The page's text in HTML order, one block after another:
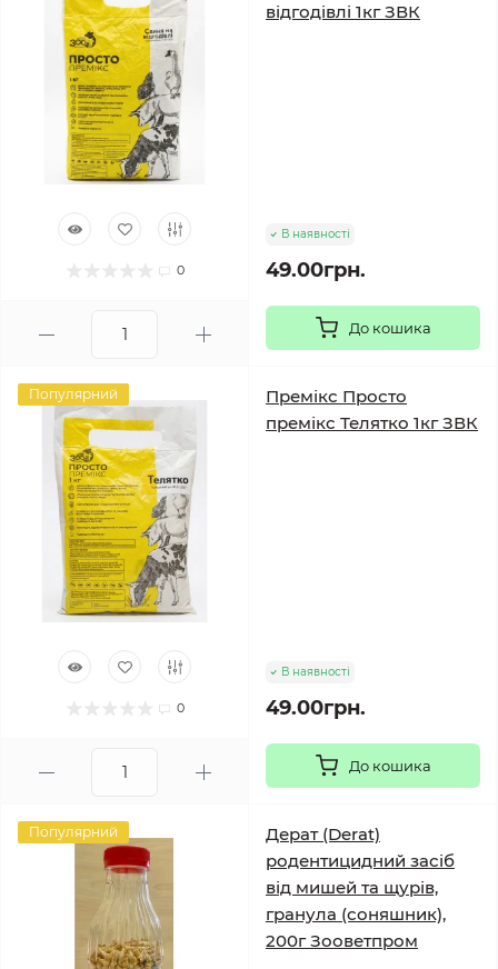
0
відгодівлі 1кг ЗВК
В наявності
49.00грн.
До кошика
Популярний
0
Премікс Просто
премікс Телятко 1кг ЗВК
В наявності
49.00грн.
До кошика
Популярний
Дерат (Derat)
родентицидний засіб
від мишей та щурів,
гранула (соняшник),
200г Зооветпром